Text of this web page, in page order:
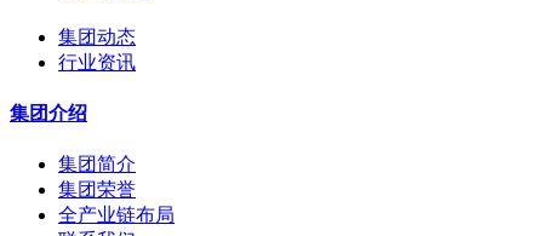
集团动态
行业资讯
集团介绍
集团简介
集团荣誉
全产业链布局